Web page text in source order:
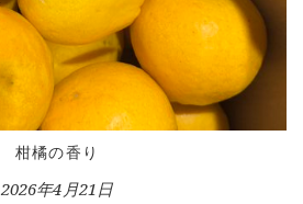
柑橘の香り
2026年4月21日